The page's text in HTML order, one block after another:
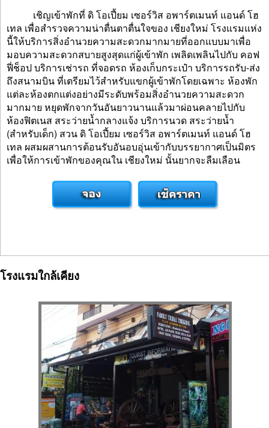
เชิญเข้าพักที่ ดิ โอเปี้ยม เซอร์วิส อพาร์ตเมนท์ แอนด์ โฮ
เทล เพื่อสำรวจความน่าตื่นตาตื่นใจของ เชียงใหม่ โรงแรมแห่ง
นี้ให้บริการสิ่งอำนวยความสะดวกมากมายที่ออกแบบมาเพื่อ
มอบความสะดวกสบายสูงสุดแก่ผู้เข้าพัก เพลิดเพลินไปกับ คอฟ
ฟี่ช็อป บริการเช่ารถ ที่จอดรถ ห้องเก็บกระเป๋า บริการรถรับ-ส่ง
ถึงสนามบิน ที่เตรียมไว้สำหรับแขกผู้เข้าพักโดยเฉพาะ ห้องพัก
แต่ละห้องตกแต่งอย่างมีระดับพร้อมสิ่งอำนวยความสะดวก
มากมาย หยุดพักจากวันอันยาวนานแล้วมาผ่อนคลายไปกับ
ห้องฟิตเนส สระว่ายน้ำกลางแจ้ง บริการนวด สระว่ายน้ำ
(สำหรับเด็ก) สวน ดิ โอเปี้ยม เซอร์วิส อพาร์ตเมนท์ แอนด์ โฮ
เทล ผสมผสานการต้อนรับอันอบอุ่นเข้ากับบรรยากาศเป็นมิตร
เพื่อให้การเข้าพักของคุณใน เชียงใหม่ นั้นยากจะลืมเลือน
โรงแรมใกล้เคียง